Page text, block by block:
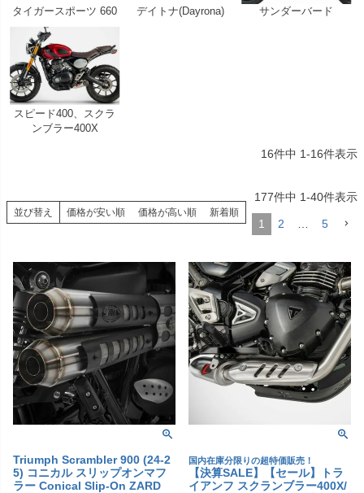
タイガースポーツ 660 デイトナ(Dayrona) サンダーバード
スピード400、スクラ
ンブラー400X
16件中 1-16件表示
並び替え 価格が安い順 価格が高い順 新着順
177件中 1-40件表示
1 2 … 5
Triumph Scrambler 900 (24-2
5) コニカル スリップオンマフ
ラー Conical Slip-On ZARD
国内在庫分限りの超特価販売！
【決算SALE】【セール】トラ
イアンフ スクランブラー400X/